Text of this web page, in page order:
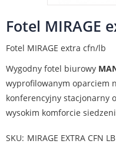
Fotel MIRAGE
Fotel MIRAGE extra cfn/lb
Wygodny fotel biurowy
wyprofilowanym oparciem
konferencyjny stacjonarny
wysokim komforcie
SKU MIRAGE EXTRA CFN LB